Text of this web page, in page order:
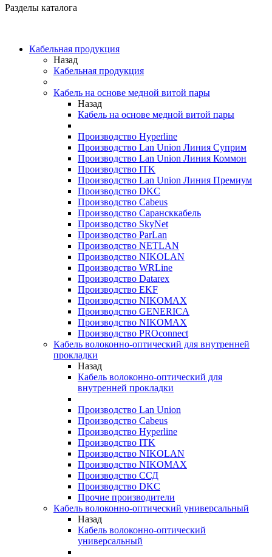
Разделы каталога
Кабельная продукция
Назад
Кабельная продукция
Кабель на основе медной витой пары
Назад
Кабель на основе медной витой пары
Производство Hyperline
Производство Lan Union Линия Суприм
Производство Lan Union Линия Коммон
Производство ITK
Производство Lan Union Линия Премиум
Производство DKC
Производство Cabeus
Производство Сарансккабель
Производство SkyNet
Производство ParLan
Производство NETLAN
Производство NIKOLAN
Производство WRLine
Производство Datarex
Производство EKF
Производство NIKOMAX
Производство GENERICA
Производство NIKOMAX
Производство PROconnect
Кабель волоконно-оптический для внутренней
прокладки
Назад
Кабель волоконно-оптический для
внутренней прокладки
Производство Lan Union
Производство Cabeus
Производство Hyperline
Производство ITK
Производство NIKOLAN
Производство NIKOMAX
Производство ССД
Производство DKC
Прочие производители
Кабель волоконно-оптический универсальный
Назад
Кабель волоконно-оптический
универсальный